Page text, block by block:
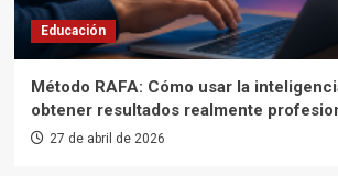
Educación
Método RAFA: Cómo usar la
obtener resultados realmente
27 de abril de 2026